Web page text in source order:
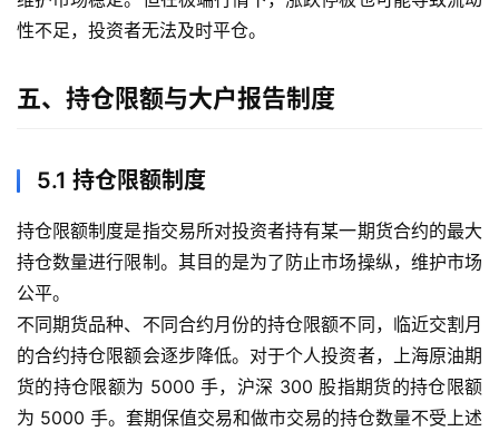
性不足，投资者无法及时平仓。
五、持仓限额与大户报告制度
5.1 持仓限额制度
持仓限额制度是指交易所对投资者持有某一期货合约的最大
持仓数量进行限制。其目的是为了防止市场操纵，维护市场
公平。
不同期货品种、不同合约月份的持仓限额不同，临近交割月
的合约持仓限额会逐步降低。对于个人投资者，上海原油期
货的持仓限额为 5000 手，沪深 300 股指期货的持仓限额
为 5000 手。套期保值交易和做市交易的持仓数量不受上述